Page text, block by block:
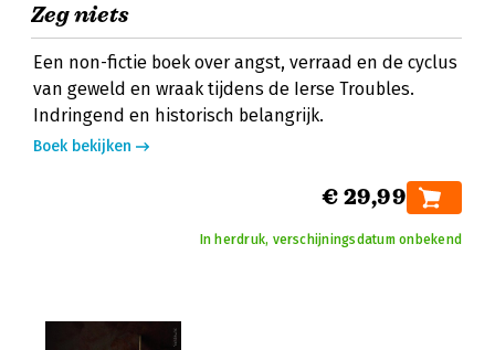
Zeg niets
Een non-fictie boek over angst, verraad en de cyclus
van geweld en wraak tijdens de Ierse Troubles.
Indringend en historisch belangrijk.
Boek bekijken
€ 29,99
In herdruk, verschijningsdatum onbekend